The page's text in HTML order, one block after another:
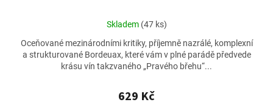
Průměrné
produktu
je
5,0
5
hvězdiček.
Skladem (47 ks)
629 Kč
Oceňované mezinárodními kritiky, příjemně nazrálé, komplexní
a strukturované Bordeuax, které vám v plné parádě předvede
krásu vín takzvaného „Pravého břehu“...